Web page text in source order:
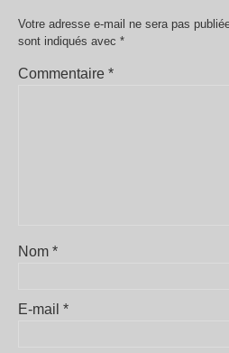
Votre adresse e-mail ne sera pas
sont indiqués avec *
Commentaire *
Nom *
E-mail *